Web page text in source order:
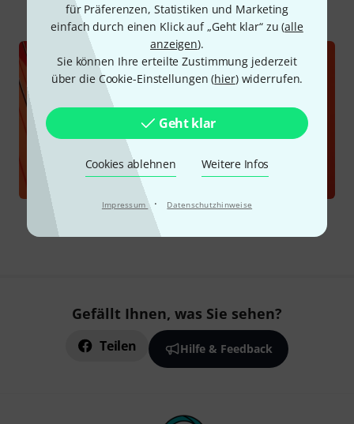
für Präferenzen, Statistiken und Marketing
einfach durch einen Klick auf „Geht klar“ zu (alle
anzeigen).
Sie können Ihre erteilte Zustimmung jederzeit
über die Cookie-Einstellungen (hier) widerrufen.
Geht klar
Cookies ablehnen Weitere Infos
Impressum · Datenschutzhinweise
Geschenkgutschein für Freunde und
Bekannte
Gutschein auswählen
Gefällt Ihnen, was Sie sehen?
Teilen Hilfe & Feedback